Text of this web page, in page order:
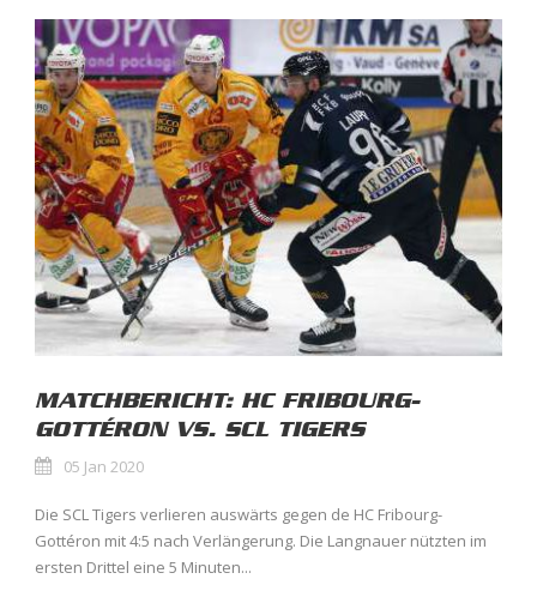
MATCHBERICHT: HC FRIBOURG-
GOTTÉRON VS. SCL TIGERS
05 Jan 2020
Die SCL Tigers verlieren auswärts gegen de HC Fribourg-
Gottéron mit 4:5 nach Verlängerung. Die Langnauer nützten im
ersten Drittel eine 5 Minuten...